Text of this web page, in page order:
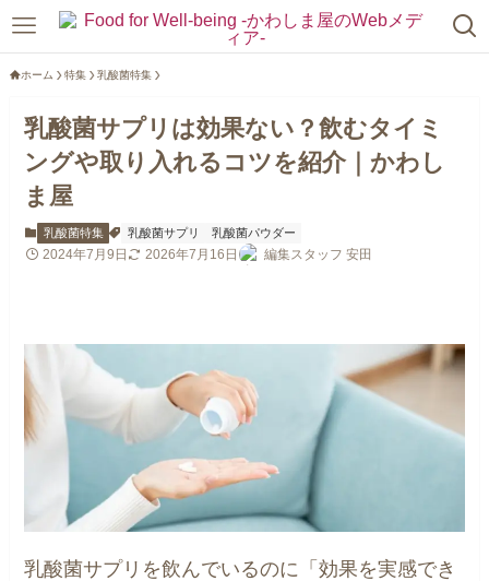
ホーム 特集 乳酸菌特集
乳酸菌サプリは効果ない？飲むタイミ
ングや取り入れるコツを紹介｜かわし
ま屋
乳酸菌特集 乳酸菌サプリ 乳酸菌パウダー
2024年7月9日 2026年7月16日 編集スタッフ 安田
乳酸菌サプリを飲んでいるのに「効果を実感でき